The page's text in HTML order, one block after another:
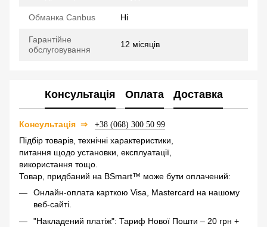
Обманка Canbus Ні
Гарантійне
обслуговування
12 місяців
Консультація Оплата Доставка
Консультація ⇒ +38 (068) 300 50 99
Підбір товарів, технічні характеристики,
питання щодо установки, експлуатації,
використання тощо.
Товар, придбаний на BSmart™ може бути оплачений:
Онлайн-оплата карткою Visa, Mastercard на нашому
веб-сайті.
"Накладений платіж": Тариф Нової Пошти – 20 грн +